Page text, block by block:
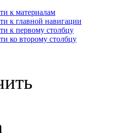
к материалам
к главной навигации
к первому столбцу
ко второму столбцу